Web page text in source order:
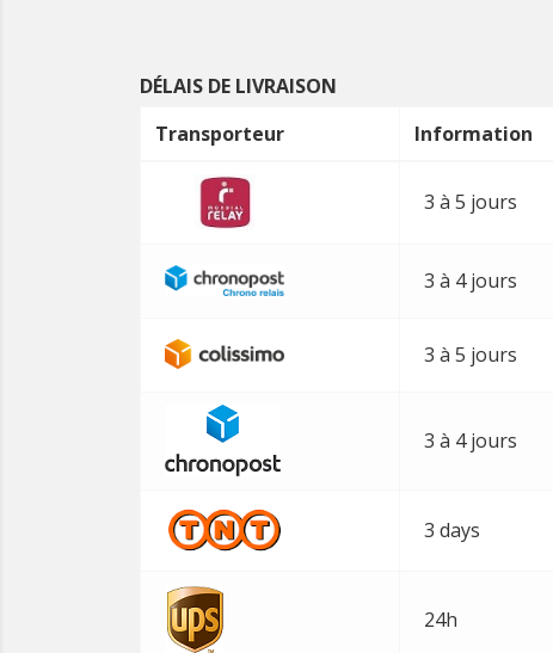
DÉLAIS DE LIVRAISON
Transporteur
Information
3 à 5 jours
3 à 4 jours
3 à 5 jours
3 à 4 jours
3 days
24h